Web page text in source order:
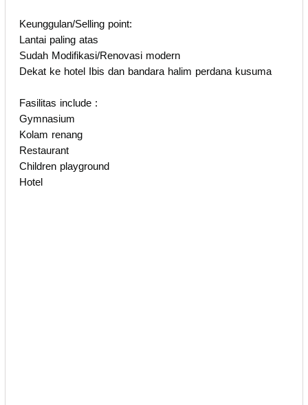
Keunggulan/Selling point:
Lantai paling atas
Sudah Modifikasi/Renovasi modern
Dekat ke hotel Ibis dan bandara halim perdana kusuma
Fasilitas include :
Gymnasium
Kolam renang
Restaurant
Children playground
Hotel